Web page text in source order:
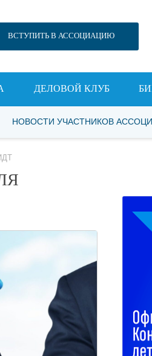
ВСТУПИТЬ В АССОЦИАЦИЮ
ДЕЛОВОЙ КЛУБ
НОВОСТИ УЧАСТНИКОВ